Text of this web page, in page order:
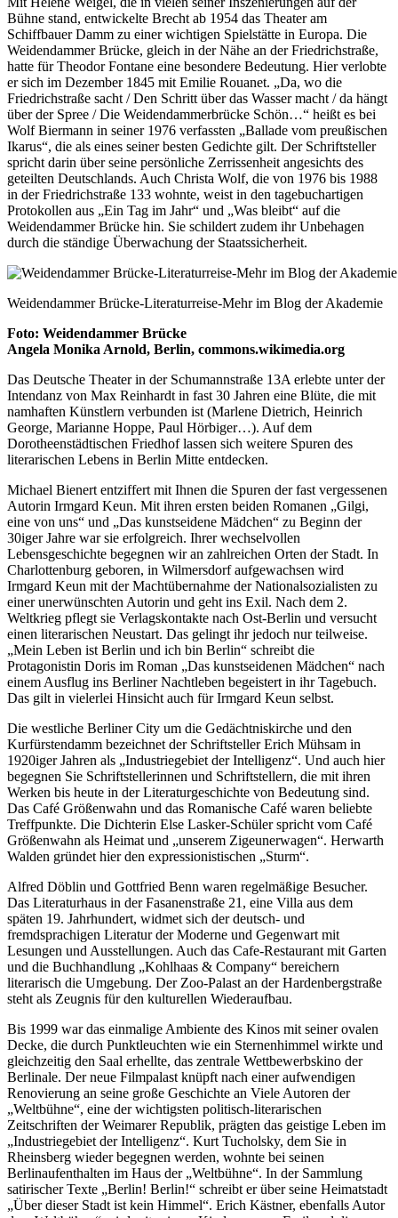
Bühne stand, entwickelte Brecht ab 1954 das Theater am
Schiffbauer Damm zu einer wichtigen Spielstätte in Europa. Die
Weidendammer Brücke, gleich in der Nähe an der Friedrichstraße,
hatte für Theodor Fontane eine besondere Bedeutung. Hier verlobte
er sich im Dezember 1845 mit Emilie Rouanet. „Da, wo die
Friedrichstraße sacht / Den Schritt über das Wasser macht / da hängt
über der Spree / Die Weidendammerbrücke Schön…“ heißt es bei
Wolf Biermann in seiner 1976 verfassten „Ballade vom preußischen
Ikarus“, die als eines seiner besten Gedichte gilt. Der Schriftsteller
spricht darin über seine persönliche Zerrissenheit angesichts des
geteilten Deutschlands. Auch Christa Wolf, die von 1976 bis 1988
in der Friedrichstraße 133 wohnte, weist in den tagebuchartigen
Protokollen aus „Ein Tag im Jahr“ und „Was bleibt“ auf die
Weidendammer Brücke hin. Sie schildert zudem ihr Unbehagen
durch die ständige Überwachung der Staatssicherheit.
Weidendammer Brücke-Literaturreise-Mehr im Blog der Akademie
Foto: Weidendammer Brücke
Angela Monika Arnold, Berlin, commons.wikimedia.org
Das Deutsche Theater in der Schumannstraße 13A erlebte unter der
Intendanz von Max Reinhardt in fast 30 Jahren eine Blüte, die mit
namhaften Künstlern verbunden ist (Marlene Dietrich, Heinrich
George, Marianne Hoppe, Paul Hörbiger…). Auf dem
Dorotheenstädtischen Friedhof lassen sich weitere Spuren des
literarischen Lebens in Berlin Mitte entdecken.
Michael Bienert entziffert mit Ihnen die Spuren der fast vergessenen
Autorin Irmgard Keun. Mit ihren ersten beiden Romanen „Gilgi,
eine von uns“ und „Das kunstseidene Mädchen“ zu Beginn der
30iger Jahre war sie erfolgreich. Ihrer wechselvollen
Lebensgeschichte begegnen wir an zahlreichen Orten der Stadt. In
Charlottenburg geboren, in Wilmersdorf aufgewachsen wird
Irmgard Keun mit der Machtübernahme der Nationalsozialisten zu
einer unerwünschten Autorin und geht ins Exil. Nach dem 2.
Weltkrieg pflegt sie Verlagskontakte nach Ost-Berlin und versucht
einen literarischen Neustart. Das gelingt ihr jedoch nur teilweise.
„Mein Leben ist Berlin und ich bin Berlin“ schreibt die
Protagonistin Doris im Roman „Das kunstseidenen Mädchen“ nach
einem Ausflug ins Berliner Nachtleben begeistert in ihr Tagebuch.
Das gilt in vielerlei Hinsicht auch für Irmgard Keun selbst.
Die westliche Berliner City um die Gedächtniskirche und den
Kurfürstendamm bezeichnet der Schriftsteller Erich Mühsam in
1920iger Jahren als „Industriegebiet der Intelligenz“. Und auch hier
begegnen Sie Schriftstellerinnen und Schriftstellern, die mit ihren
Werken bis heute in der Literaturgeschichte von Bedeutung sind.
Das Café Größenwahn und das Romanische Café waren beliebte
Treffpunkte. Die Dichterin Else Lasker-Schüler spricht vom Café
Größenwahn als Heimat und „unserem Zigeunerwagen“. Herwarth
Walden gründet hier den expressionistischen „Sturm“.
Alfred Döblin und Gottfried Benn waren regelmäßige Besucher.
Das Literaturhaus in der Fasanenstraße 21, eine Villa aus dem
späten 19. Jahrhundert, widmet sich der deutsch- und
fremdsprachigen Literatur der Moderne und Gegenwart mit
Lesungen und Ausstellungen. Auch das Cafe-Restaurant mit Garten
und die Buchhandlung „Kohlhaas & Company“ bereichern
literarisch die Umgebung. Der Zoo-Palast an der Hardenbergstraße
steht als Zeugnis für den kulturellen Wiederaufbau.
Bis 1999 war das einmalige Ambiente des Kinos mit seiner ovalen
Decke, die durch Punktleuchten wie ein Sternenhimmel wirkte und
gleichzeitig den Saal erhellte, das zentrale Wettbewerbskino der
Berlinale. Der neue Filmpalast knüpft nach einer aufwendigen
Renovierung an seine große Geschichte an Viele Autoren der
„Weltbühne“, eine der wichtigsten politisch-literarischen
Zeitschriften der Weimarer Republik, prägten das geistige Leben im
„Industriegebiet der Intelligenz“. Kurt Tucholsky, dem Sie in
Rheinsberg wieder begegnen werden, wohnte bei seinen
Berlinaufenthalten im Haus der „Weltbühne“. In der Sammlung
satirischer Texte „Berlin! Berlin!“ schreibt er über seine Heimatstadt
„Über dieser Stadt ist kein Himmel“. Erich Kästner, ebenfalls Autor